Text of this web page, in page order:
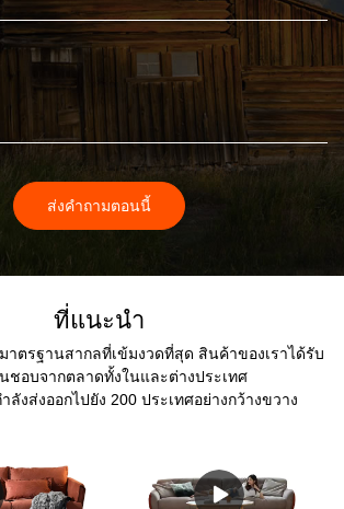
ส่งคำถามตอนนี้
ที่แนะนำ
ตรฐานสากลที่เข้มงวดที่สุด สินค้าของเราได้รับ
ชอบจากตลาดทั้งในและต่างประเทศ
ลังส่งออกไปยัง 200 ประเทศอย่างกว้างขวาง